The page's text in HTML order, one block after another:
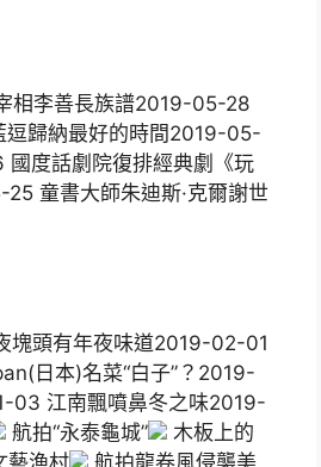
相李善長族譜2019-05-28
逗歸納最好的時間2019-05-
度話劇院復排經典劇《玩
童書大師朱迪斯·克爾謝世
塊頭有年夜味道2019-02-01
日本)名菜“白子”？2019-
03 江南飄噴鼻冬之味2019-
航拍“永泰龜城”
木板上的
藝漁村
航拍龍卷風侵襲美